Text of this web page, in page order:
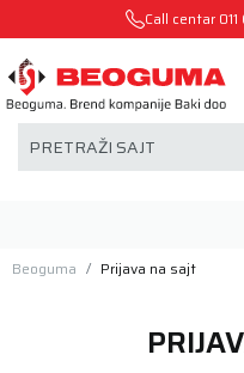
Call centar
PRETRAŽI SAJT
Beoguma Prijava na sajt